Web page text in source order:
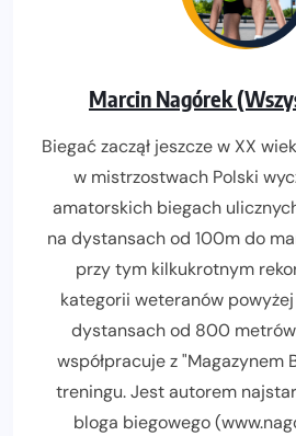
Marcin Nagórek
Biegać zaczął jeszcze w XX
w mistrzostwach Polski
amatorskich biegach
na dystansach od 100m do
przy tym kilkukrotnym
kategorii weteranów
dystansach od 800 metrów
współpracuje z "Magazynem
treningu. Jest autorem
bloga biegowego